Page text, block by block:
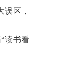
误区，
读书看